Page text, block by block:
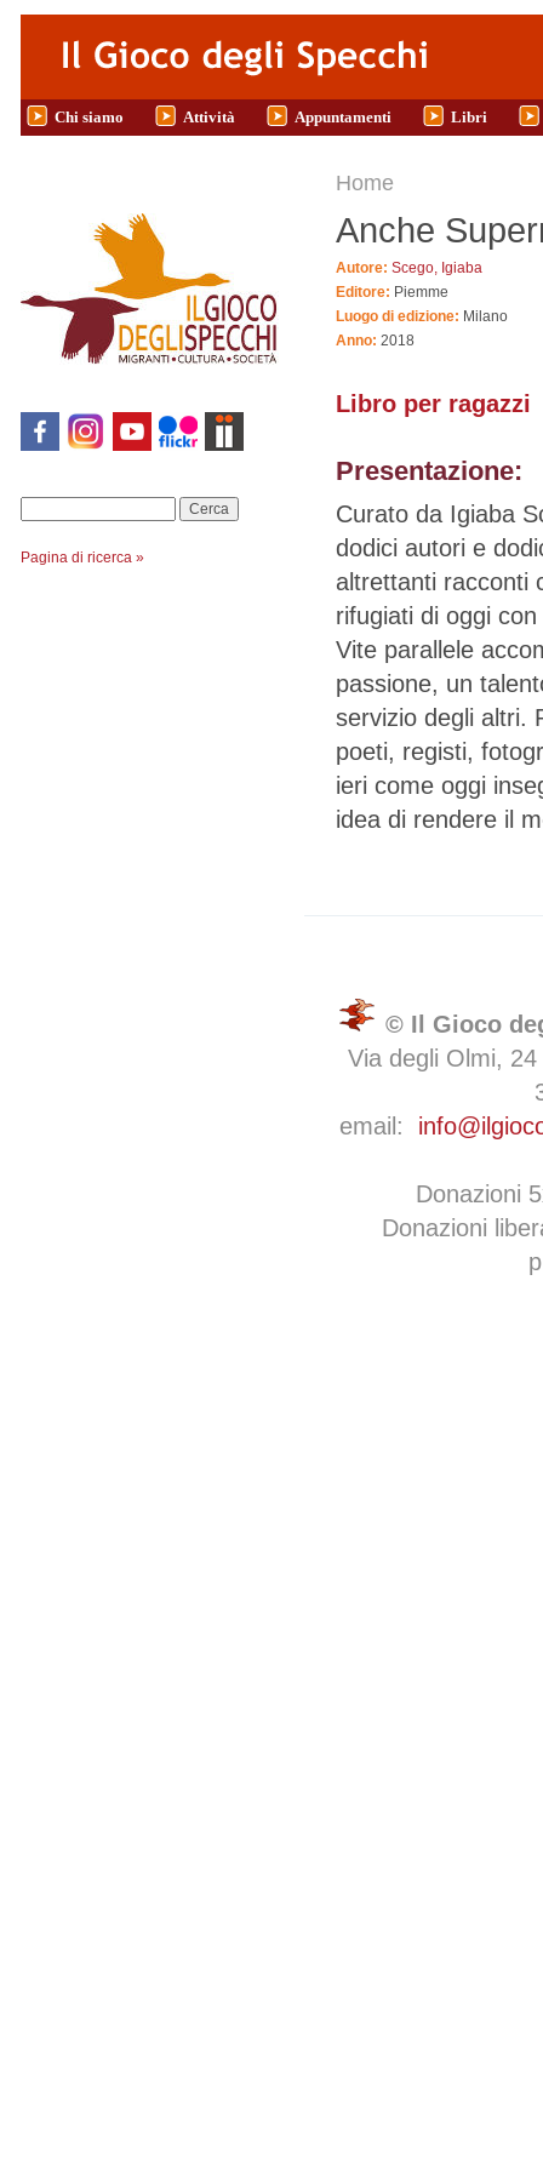
Salta al contenuto principale
Chi siamo Attività Appuntamenti Libri
Pagina di ricerca »
Tu sei qui
Home
Anche
Autore: Scego, Igiaba
Editore: Piemme
Luogo di edizione: Milano
Anno: 2018
Libro per ragazzi
Presentazione:
Curato da Igiaba
dodici autori e
altrettanti racconti
rifugiati di oggi
Vite parallele
passione, un
servizio degli altri.
poeti, registi,
ieri come oggi
idea di rendere il
© Il Gioco
Via degli Olmi,
email:
Donazioni
Donazioni